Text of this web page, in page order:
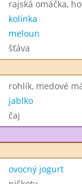
rajská omáčka,
kolínka
meloun
šťáva
rohlík, medové
jablko
čaj
ovocný jogurt